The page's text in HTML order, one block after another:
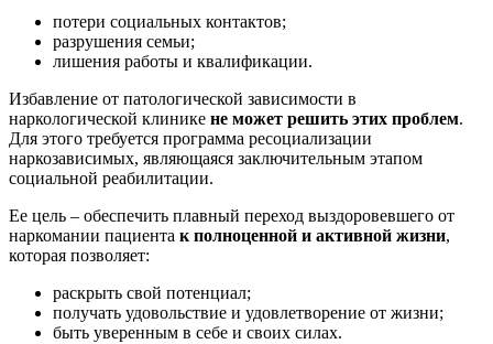
потери социальных контактов;
разрушения семьи;
лишения работы и квалификации.
Избавление от патологической зависимости в
наркологической клинике не может решить этих проблем.
Для этого требуется программа ресоциализации
наркозависимых, являющаяся заключительным этапом
социальной реабилитации.
Ее цель – обеспечить плавный переход выздоровевшего от
наркомании пациента к полноценной и активной жизни,
которая позволяет:
раскрыть свой потенциал;
получать удовольствие и удовлетворение от жизни;
быть уверенным в себе и своих силах.